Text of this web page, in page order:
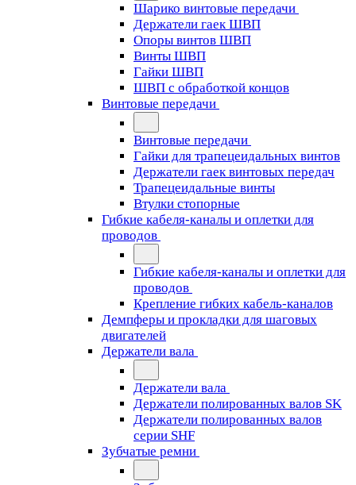
Шарико винтовые передачи
Держатели гаек ШВП
Опоры винтов ШВП
Винты ШВП
Гайки ШВП
ШВП с обработкой концов
Винтовые передачи
Винтовые передачи
Гайки для трапецеидальных винтов
Держатели гаек винтовых передач
Трапецеидальные винты
Втулки стопорные
Гибкие кабеля-каналы и оплетки для
проводов
Гибкие кабеля-каналы и оплетки для
проводов
Крепление гибких кабель-каналов
Демпферы и прокладки для шаговых
двигателей
Держатели вала
Держатели вала
Держатели полированных валов SK
Держатели полированных валов
серии SHF
Зубчатые ремни